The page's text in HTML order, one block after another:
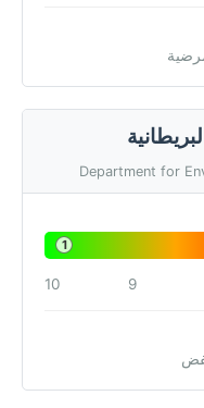
Department for
1
9
10